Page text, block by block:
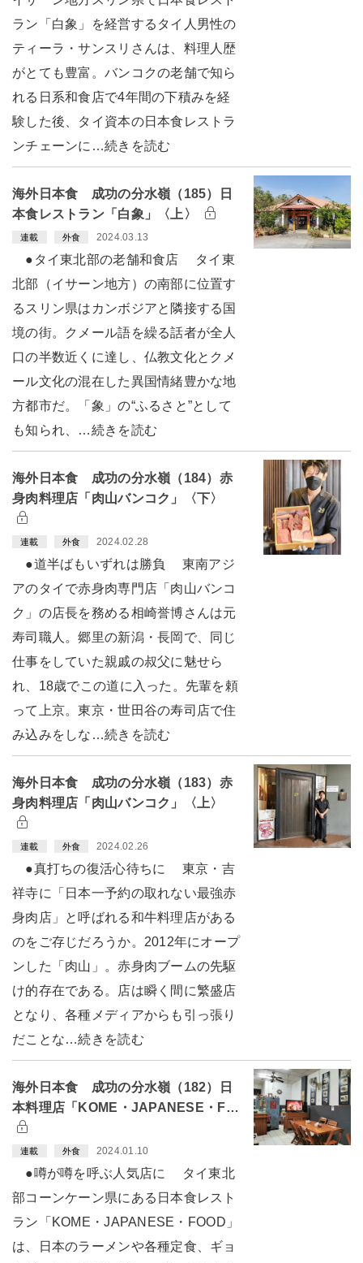
ラン「白象」を経営するタイ人男性の
ティーラ・サンスリさんは、料理人歴
がとても豊富。バンコクの老舗で知ら
れる日系和食店で4年間の下積みを経
験した後、タイ資本の日本食レストラ
ンチェーンに…続きを読む
海外日本食 成功の分水嶺（185）日
本食レストラン「白象」〈上〉
連載 外食 2024.03.13
●タイ東北部の老舗和食店 タイ東
北部（イサーン地方）の南部に位置す
るスリン県はカンボジアと隣接する国
境の街。クメール語を繰る話者が全人
口の半数近くに達し、仏教文化とクメ
ール文化の混在した異国情緒豊かな地
方都市だ。「象」の“ふるさと”として
も知られ、…続きを読む
海外日本食 成功の分水嶺（184）赤
身肉料理店「肉山バンコク」〈下〉
連載 外食 2024.02.28
●道半ばもいずれは勝負 東南アジ
アのタイで赤身肉専門店「肉山バンコ
ク」の店長を務める相崎誉博さんは元
寿司職人。郷里の新潟・長岡で、同じ
仕事をしていた親戚の叔父に魅せら
れ、18歳でこの道に入った。先輩を頼
って上京。東京・世田谷の寿司店で住
み込みをしな…続きを読む
海外日本食 成功の分水嶺（183）赤
身肉料理店「肉山バンコク」〈上〉
連載 外食 2024.02.26
●真打ちの復活心待ちに 東京・吉
祥寺に「日本一予約の取れない最強赤
身肉店」と呼ばれる和牛料理店がある
のをご存じだろうか。2012年にオープ
ンした「肉山」。赤身肉ブームの先駆
け的存在である。店は瞬く間に繁盛店
となり、各種メディアからも引っ張り
だことな…続きを読む
海外日本食 成功の分水嶺（182）日
本料理店「KOME・JAPANESE・F…
連載 外食 2024.01.10
●噂が噂を呼ぶ人気店に タイ東北
部コーンケーン県にある日本食レスト
ラン「KOME・JAPANESE・FOOD」
は、日本のラーメンや各種定食、ギョ